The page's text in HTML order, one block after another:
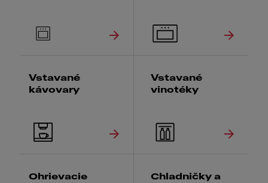
Vstavané
kávovary
Vstavané
vinotéky
Ohrievacie
Chladničky a